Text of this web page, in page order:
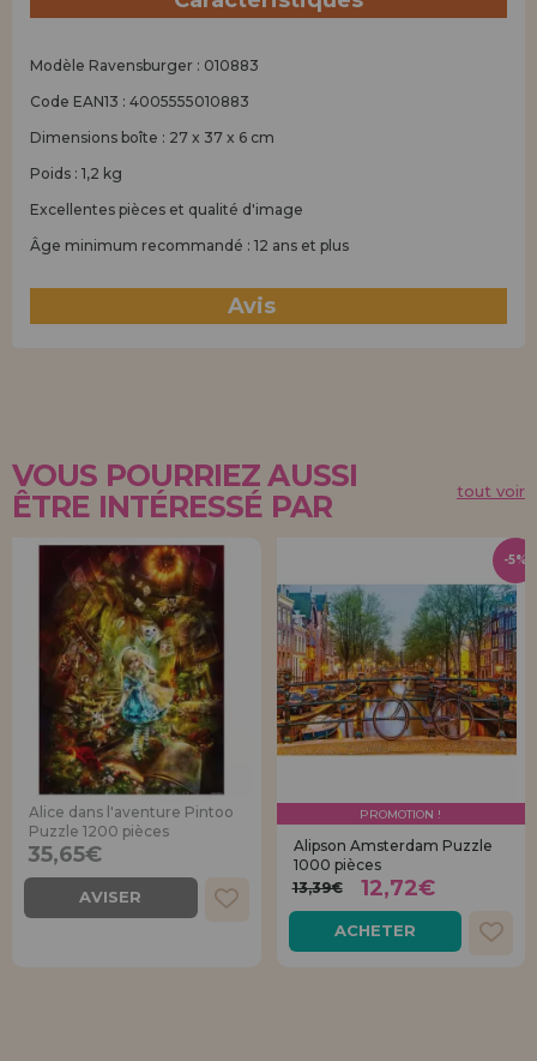
Modèle Ravensburger : 010883
Code EAN13 : 4005555010883
Dimensions boîte : 27 x 37 x 6 cm
Poids : 1,2 kg
Excellentes pièces et qualité d'image
Âge minimum recommandé : 12 ans et plus
Avis
VOUS POURRIEZ AUSSI
ÊTRE INTÉRESSÉ PAR
tout voir
Alice dans l'aventure Pintoo
Puzzle 1200 pièces
35,65€
AVISER
PROMOTION !
Alipson Amsterdam Puzzle
1000 pièces
13,39€
12,72€
ACHETER
-5%